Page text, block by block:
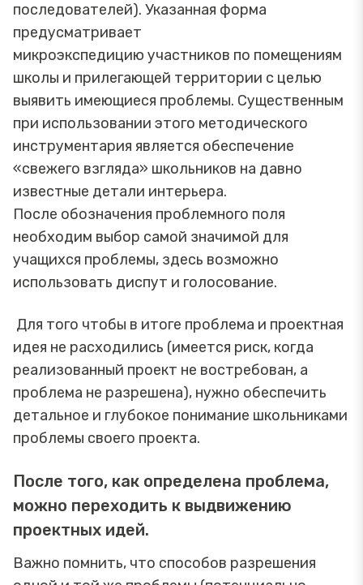
последователей). Указанная форма
предусматривает
микроэкспедицию участников по помещениям
школы и прилегающей территории с целью
выявить имеющиеся проблемы. Существенным
при использовании этого методического
инструментария является обеспечение
«свежего взгляда» школьников на давно
известные детали интерьера.
После обозначения проблемного поля
необходим выбор самой значимой для
учащихся проблемы, здесь возможно
использовать диспут и голосование.
Для того чтобы в итоге проблема и проектная
идея не расходились (имеется риск, когда
реализованный проект не востребован, а
проблема не разрешена), нужно обеспечить
детальное и глубокое понимание школьниками
проблемы своего проекта.
После того, как определена проблема,
можно переходить к выдвижению
проектных идей.
Важно помнить, что способов разрешения